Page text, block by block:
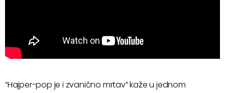
“Hajper-pop je i zvanično mrtav” kaže u jednom